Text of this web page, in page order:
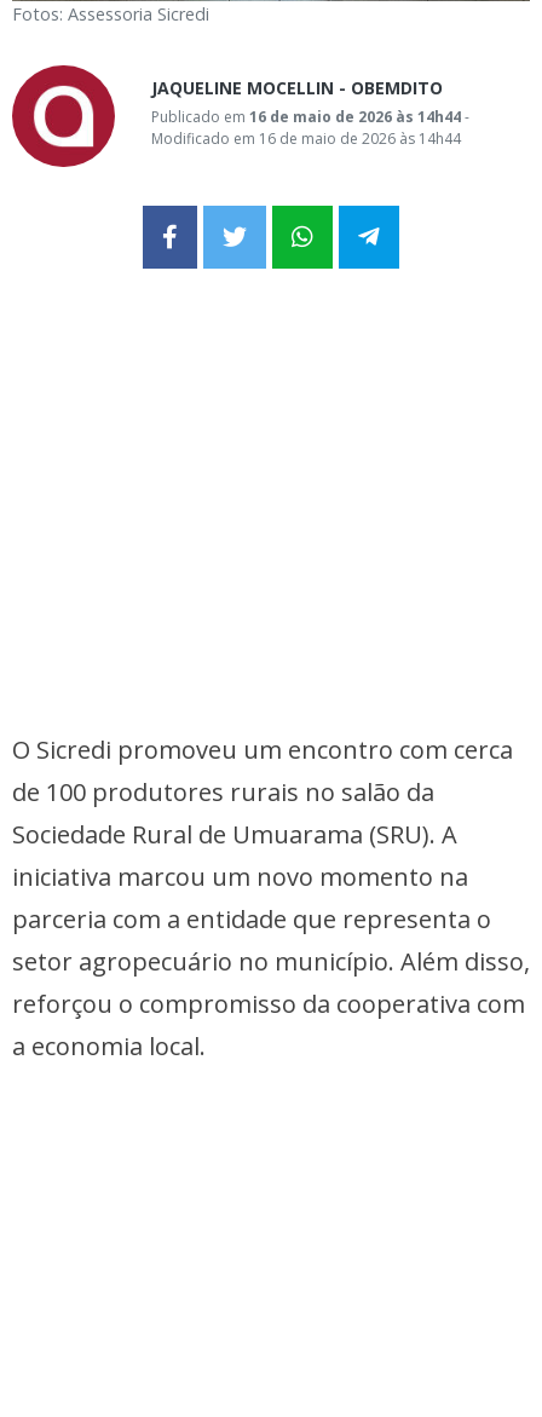
Fotos: Assessoria Sicredi
JAQUELINE MOCELLIN - OBEMDITO
Publicado em 16 de maio de 2026 às 14h44-
Modificado em 16 de maio de 2026 às 14h44
O Sicredi promoveu um encontro com cerca
de 100 produtores rurais no salão da
Sociedade Rural de Umuarama (SRU). A
iniciativa marcou um novo momento na
parceria com a entidade que representa o
setor agropecuário no município. Além disso,
reforçou o compromisso da cooperativa com
a economia local.